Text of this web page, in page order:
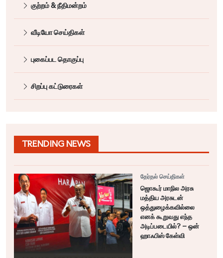
குற்றம் & நீதிமன்றம்
வீடியோ செய்திகள்
புகைப்பட தொகுப்பு
சிறப்பு கட்டுரைகள்
TRENDING NEWS
தேர்தல் செய்திகள்
ஜொகூர் மாநில அரசு
மத்திய அரசுடன்
ஒத்துழைக்கவில்லை
எனக் கூறுவது எந்த
அடிப்படையில்? – ஒன்
ஹாஃபிஸ் கேள்வி